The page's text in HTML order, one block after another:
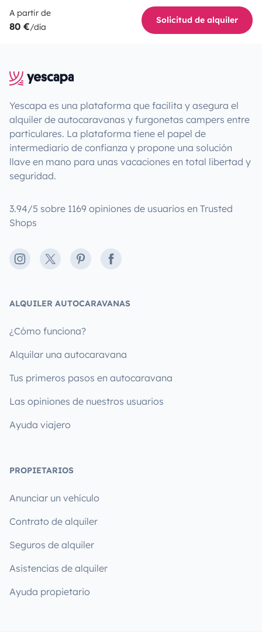
A partir de
80 €/día
Solicitud de alquiler
Yescapa es una plataforma que facilita y asegura el
alquiler de autocaravanas y furgonetas campers entre
particulares. La plataforma tiene el papel de
intermediario de confianza y propone una solución
llave en mano para unas vacaciones en total libertad y
seguridad.
3.94/5 sobre 1169 opiniones de usuarios en Trusted
Shops
Instagram
X PinterestFacebook
ALQUILER AUTOCARAVANAS
¿Cómo funciona?
Alquilar una autocaravana
Tus primeros pasos en autocaravana
Las opiniones de nuestros usuarios
Ayuda viajero
PROPIETARIOS
Anunciar un vehículo
Contrato de alquiler
Seguros de alquiler
Asistencias de alquiler
Ayuda propietario